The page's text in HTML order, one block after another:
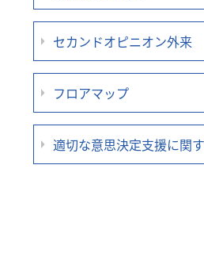
セカンドオピニオン外来
フロアマップ
適切な意思決定支援に関